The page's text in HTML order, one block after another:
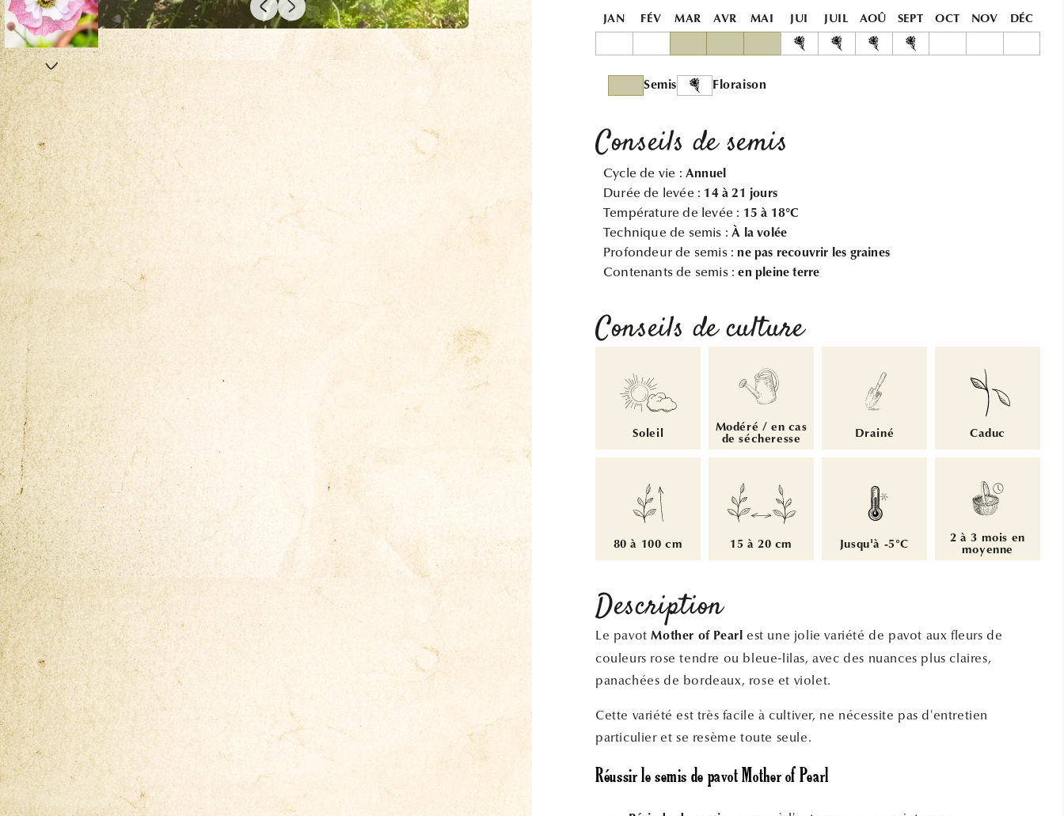
PEARL
NT
PEARL
NT
JAN FÉV MAR AVR MAI JUI JUIL AOÛ SEPT OCT NOV DÉC
Semis Floraison
Conseils de semis
Cycle de vie : Annuel
Durée de levée : 14 à 21 jours
Température de levée : 15 à 18°C
Technique de semis :À la volée
Profondeur de semis :ne pas recouvrir les graines
Contenants de semis :en pleine terre
Conseils de culture
Soleil
Modéré / en cas
de sécheresse
Drainé Caduc
80 à 100 cm 15 à 20 cm Jusqu'à -5°C
2 à 3 mois en
moyenne
Description
Le pavotMother of Pearl est une jolie variété de pavot aux fleurs de
couleurs rose tendre ou bleue-lilas, avec des nuances plus claires,
panachées de bordeaux, rose et violet.
Cette variété est très facile à cultiver, ne nécessite pas d'entretien
particulier et se resème toute seule.
Réussir le semis de pavot Mother of Pearl